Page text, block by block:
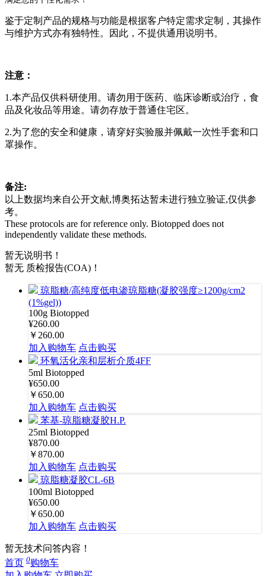
鉴于定制产品的规格与功能是根据客户特定需求定制，其操作
与维护方式亦有独特性。因此，不提供通用说明书。
注意：
1.本产品仅供科研使用。请勿用于医药、临床诊断或治疗，食
品及化妆品等用途。请勿存放于普通住宅区。
2.为了您的安全和健康，请穿好实验服并佩戴一次性手套和口
罩操作。
备注:
以上数据均来自公开文献,博奥拓达暂未进行独立验证,仅供参
考。
These protocols are for reference only. Biotopped does not
independently validate these methods.
暂无说明书！
暂无 质检报告(COA)！
琼脂糖/高纯度低电渗琼脂糖(凝胶强度≥1200g/cm2
(1%gel))
100g Biotopped
¥260.00
￥260.00
加入购物车 点击购买
环氧活化亲和层析介质4FF
5ml Biotopped
¥650.00
￥650.00
加入购物车 点击购买
苯基-琼脂糖凝胶H.P.
25ml Biotopped
¥870.00
￥870.00
加入购物车 点击购买
琼脂糖凝胶CL-6B
100ml Biotopped
¥650.00
￥650.00
加入购物车 点击购买
暂无技术问答内容！
首页 0购物车